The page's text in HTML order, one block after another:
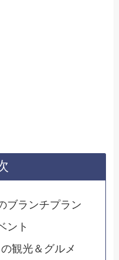
ブランチプラン
ント
観光＆グルメ